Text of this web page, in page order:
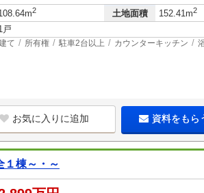
2 土地面積 152.41m2
戸
て 所有権 駐車2台以上 カウンターキッチン
お気に入りに追加 資料をもら
１棟～・～